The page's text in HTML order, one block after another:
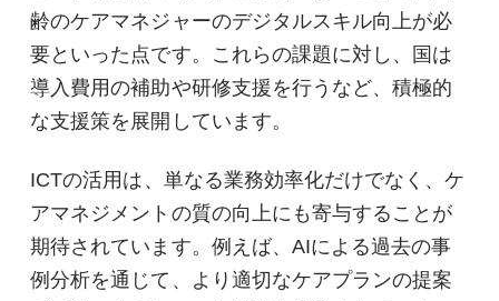
齢のケアマネジャーのデジタルスキル向上が必
要といった点です。これらの課題に対し、国は
導入費用の補助や研修支援を行うなど、積極的
な支援策を展開しています。
ICTの活用は、単なる業務効率化だけでなく、ケ
アマネジメントの質の向上にも寄与することが
期待されています。例えば、AIによる過去の事
例分析を通じて、より適切なケアプランの提案